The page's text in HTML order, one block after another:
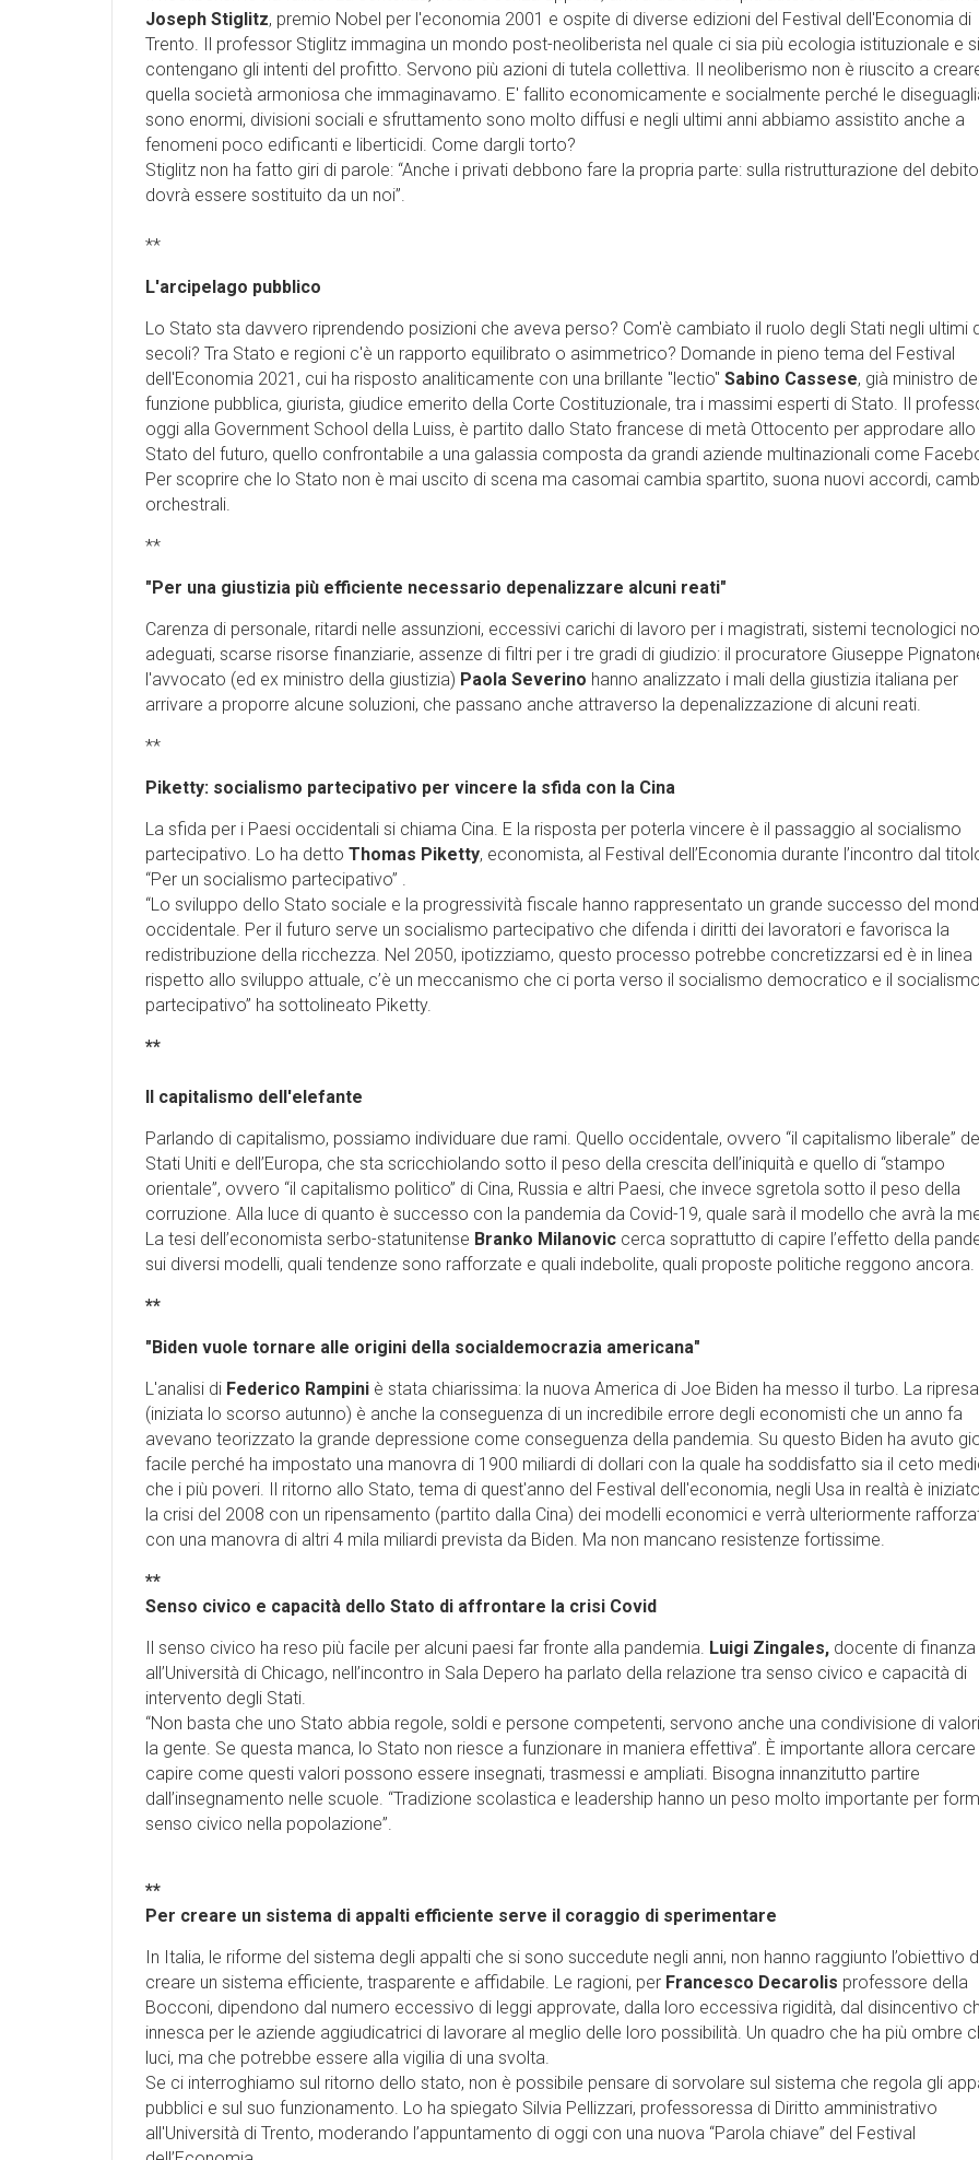
Joseph Stiglitz, premio Nobel per l'economia 2001 e ospite di diverse edizioni del Festival dell'Economia di
Trento. Il professor Stiglitz immagina un mondo post-neoliberista nel quale ci sia più ecologia istituzionale e si
contengano gli intenti del profitto. Servono più azioni di tutela collettiva. Il neoliberismo non è riuscito a
quella società armoniosa che immaginavamo. E' fallito economicamente e socialmente perché le
sono enormi, divisioni sociali e sfruttamento sono molto diffusi e negli ultimi anni abbiamo assistito anche a
fenomeni poco edificanti e liberticidi. Come dargli torto?
Stiglitz non ha fatto giri di parole: “Anche i privati debbono fare la propria parte: sulla ristrutturazione del debito
dovrà essere sostituito da un noi”.
**
L'arcipelago pubblico
Lo Stato sta davvero riprendendo posizioni che aveva perso? Com'è cambiato il ruolo degli Stati negli ultimi
secoli? Tra Stato e regioni c'è un rapporto equilibrato o asimmetrico? Domande in pieno tema del Festival
dell'Economia 2021, cui ha risposto analiticamente con una brillante "lectio" Sabino Cassese, già ministro
funzione pubblica, giurista, giudice emerito della Corte Costituzionale, tra i massimi esperti di Stato. Il
oggi alla Government School della Luiss, è partito dallo Stato francese di metà Ottocento per approdare allo
Stato del futuro, quello confrontabile a una galassia composta da grandi aziende multinazionali come
Per scoprire che lo Stato non è mai uscito di scena ma casomai cambia spartito, suona nuovi accordi,
orchestrali.
**
"Per una giustizia più efficiente necessario depenalizzare alcuni reati"
Carenza di personale, ritardi nelle assunzioni, eccessivi carichi di lavoro per i magistrati, sistemi tecnologici
adeguati, scarse risorse finanziarie, assenze di filtri per i tre gradi di giudizio: il procuratore Giuseppe
l'avvocato (ed ex ministro della giustizia) Paola Severino hanno analizzato i mali della giustizia italiana per
arrivare a proporre alcune soluzioni, che passano anche attraverso la depenalizzazione di alcuni reati.
**
Piketty: socialismo partecipativo per vincere la sfida con la Cina
La sfida per i Paesi occidentali si chiama Cina. E la risposta per poterla vincere è il passaggio al socialismo
partecipativo. Lo ha detto Thomas Piketty, economista, al Festival dell’Economia durante l’incontro dal
“Per un socialismo partecipativo” .
“Lo sviluppo dello Stato sociale e la progressività fiscale hanno rappresentato un grande successo del
occidentale. Per il futuro serve un socialismo partecipativo che difenda i diritti dei lavoratori e favorisca la
redistribuzione della ricchezza. Nel 2050, ipotizziamo, questo processo potrebbe concretizzarsi ed è in linea
rispetto allo sviluppo attuale, c’è un meccanismo che ci porta verso il socialismo democratico e il socialismo
partecipativo” ha sottolineato Piketty.
**
Il capitalismo dell'elefante
Parlando di capitalismo, possiamo individuare due rami. Quello occidentale, ovvero “il capitalismo liberale”
Stati Uniti e dell’Europa, che sta scricchiolando sotto il peso della crescita dell’iniquità e quello di “stampo
orientale”, ovvero “il capitalismo politico” di Cina, Russia e altri Paesi, che invece sgretola sotto il peso della
corruzione. Alla luce di quanto è successo con la pandemia da Covid-19, quale sarà il modello che avrà la
La tesi dell’economista serbo-statunitense Branko Milanovic cerca soprattutto di capire l’effetto della
sui diversi modelli, quali tendenze sono rafforzate e quali indebolite, quali proposte politiche reggono ancora.
**
"Biden vuole tornare alle origini della socialdemocrazia americana"
L'analisi di Federico Rampini è stata chiarissima: la nuova America di Joe Biden ha messo il turbo. La ripresa
(iniziata lo scorso autunno) è anche la conseguenza di un incredibile errore degli economisti che un anno fa
avevano teorizzato la grande depressione come conseguenza della pandemia. Su questo Biden ha avuto
facile perché ha impostato una manovra di 1900 miliardi di dollari con la quale ha soddisfatto sia il ceto
che i più poveri. Il ritorno allo Stato, tema di quest'anno del Festival dell'economia, negli Usa in realtà è
la crisi del 2008 con un ripensamento (partito dalla Cina) dei modelli economici e verrà ulteriormente
con una manovra di altri 4 mila miliardi prevista da Biden. Ma non mancano resistenze fortissime.
**
Senso civico e capacità dello Stato di affrontare la crisi Covid
Il senso civico ha reso più facile per alcuni paesi far fronte alla pandemia. Luigi Zingales, docente di finanza
all’Università di Chicago, nell’incontro in Sala Depero ha parlato della relazione tra senso civico e capacità di
intervento degli Stati.
“Non basta che uno Stato abbia regole, soldi e persone competenti, servono anche una condivisione di
la gente. Se questa manca, lo Stato non riesce a funzionare in maniera effettiva”. È importante allora cercare
capire come questi valori possono essere insegnati, trasmessi e ampliati. Bisogna innanzitutto partire
dall’insegnamento nelle scuole. “Tradizione scolastica e leadership hanno un peso molto importante per
senso civico nella popolazione”.
**
Per creare un sistema di appalti efficiente serve il coraggio di sperimentare
In Italia, le riforme del sistema degli appalti che si sono succedute negli anni, non hanno raggiunto l’obiettivo
creare un sistema efficiente, trasparente e affidabile. Le ragioni, per Francesco Decarolis professore della
Bocconi, dipendono dal numero eccessivo di leggi approvate, dalla loro eccessiva rigidità, dal disincentivo
innesca per le aziende aggiudicatrici di lavorare al meglio delle loro possibilità. Un quadro che ha più ombre
luci, ma che potrebbe essere alla vigilia di una svolta.
Se ci interroghiamo sul ritorno dello stato, non è possibile pensare di sorvolare sul sistema che regola gli
pubblici e sul suo funzionamento. Lo ha spiegato Silvia Pellizzari, professoressa di Diritto amministrativo
all'Università di Trento, moderando l’appuntamento di oggi con una nuova “Parola chiave” del Festival